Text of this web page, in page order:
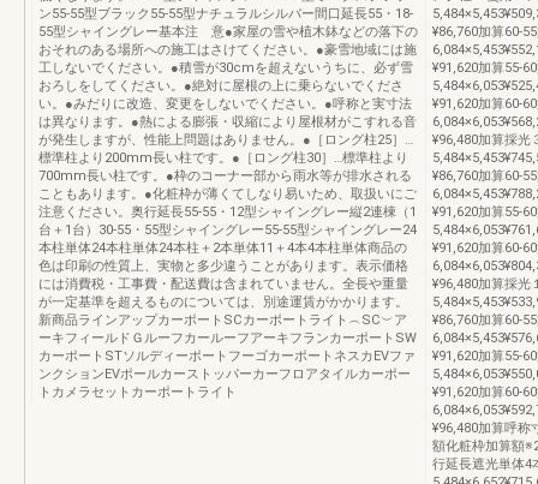
ン55-55型ブラック55-55型ナチュラルシルバー間口延長55・18-
55型シャイングレー基本注 意●家屋の雪や植木鉢などの落下の
おそれのある場所への施工はさけてください。●豪雪地域には施
工しないでください。●積雪が30cmを超えないうちに、必ず雪
おろしをしてください。●絶対に屋根の上に乗らないでくださ
い。●みだりに改造、変更をしないでください。●呼称と実寸法
は異なります。●熱による膨張・収縮により屋根材がこすれる音
が発生しますが、性能上問題はありません。●［ロング柱25］…
標準柱より200mm長い柱です。●［ロング柱30］…標準柱より
700mm長い柱です。●枠のコーナー部から雨水等が排水される
こともあります。●化粧枠が薄くてしなり易いため、取扱いにご
注意ください。奥行延長55-55・12型シャイングレー縦2連棟（1
台＋1台）30-55・55型シャイングレー55-55型シャイングレー24
本柱単体24本柱単体24本柱＋2本単体11＋4本4本柱単体商品の
色は印刷の性質上、実物と多少違うことがあります。表示価格
には消費税・工事費・配送費は含まれていません。全長や重量
が一定基準を超えるものについては、別途運賃がかかります。
新商品ラインアップカーポートSCカーポートライト︵SC︶ア
ーキフィールドＧルーフカールーフアーキフランカーポートSW
カーポートSTソルディーポートフーゴカーポートネスカEVファ
ンクションEVポールカーストッパーカーフロアタイルカーポー
トカメラセットカーポートライト
¥86,760加算60-
¥91,620加算55-
¥91,620加算60-
¥96,480加算採光
¥86,760加算60-
¥91,620加算55-
¥91,620加算60-
¥96,480加算採光
¥86,760加算60-
¥91,620加算55-
¥91,620加算60-
¥96,480加算呼称
額化粧枠加算額
行延長遮光単体4